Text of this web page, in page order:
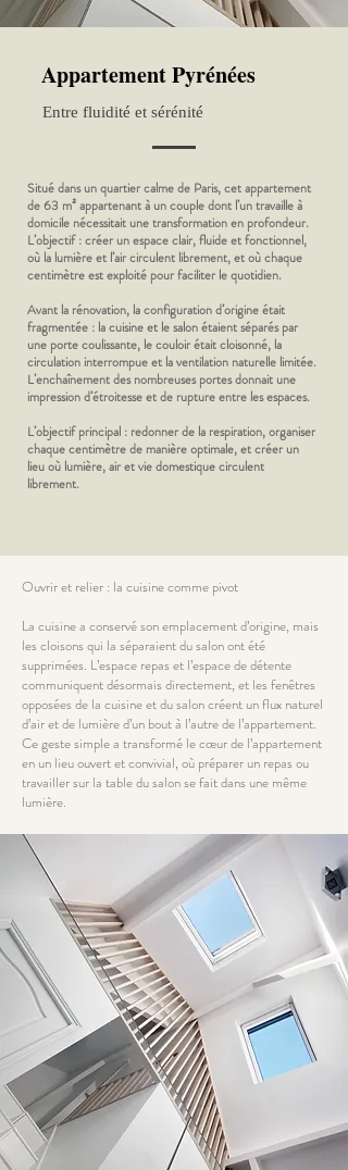
Appartement Pyrénées
Entre fluidité et sérénité
Situé dans un quartier calme de Paris, cet appartement
de 63 m² appartenant à un couple dont l’un travaille à
domicile nécessitait une transformation en profondeur.
L’objectif : créer un espace clair, fluide et fonctionnel,
où la lumière et l’air circulent librement, et où chaque
centimètre est exploité pour faciliter le quotidien.
Avant la rénovation, la configuration d’origine était
fragmentée : la cuisine et le salon étaient séparés par
une porte coulissante, le couloir était cloisonné, la
circulation interrompue et la ventilation naturelle limitée.
L’enchaînement des nombreuses portes donnait une
impression d’étroitesse et de rupture entre les espaces.
L’objectif principal : redonner de la respiration, organiser
chaque centimètre de manière optimale, et créer un
lieu où lumière, air et vie domestique circulent
librement.
Ouvrir et relier : la cuisine comme pivot
La cuisine a conservé son emplacement d’origine, mais
les cloisons qui la séparaient du salon ont été
supprimées. L’espace repas et l’espace de détente
communiquent désormais directement, et les fenêtres
opposées de la cuisine et du salon créent un flux naturel
d’air et de lumière d’un bout à l’autre de l’appartement.
Ce geste simple a transformé le cœur de l’appartement
en un lieu ouvert et convivial, où préparer un repas ou
travailler sur la table du salon se fait dans une même
lumière.